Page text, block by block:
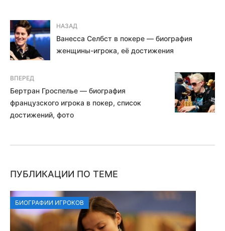
НАЗАД
Ванесса Селбст в покере — биография
женщины-игрока, её достижения
ВПЕРЕД
Бертран Гроспелье — биография
французского игрока в покер, список
достижений, фото
ПУБЛИКАЦИИ ПО ТЕМЕ
БИОГРАФИИ ИГРОКОВ